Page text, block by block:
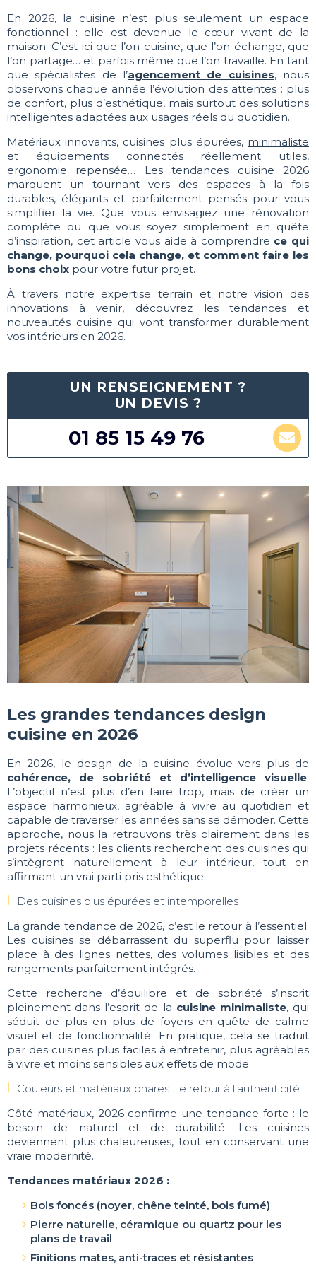
En 2026, la cuisine n’est plus seulement un espace
fonctionnel : elle est devenue le cœur vivant de la
maison. C’est ici que l’on cuisine, que l’on échange, que
l’on partage… et parfois même que l’on travaille. En tant
que spécialistes de l’agencement de cuisines, nous
observons chaque année l’évolution des attentes : plus
de confort, plus d’esthétique, mais surtout des solutions
intelligentes adaptées aux usages réels du quotidien.
Matériaux innovants, cuisines plus épurées, minimaliste
et équipements connectés réellement utiles,
ergonomie repensée… Les tendances cuisine 2026
marquent un tournant vers des espaces à la fois
durables, élégants et parfaitement pensés pour vous
simplifier la vie. Que vous envisagiez une rénovation
complète ou que vous soyez simplement en quête
d’inspiration, cet article vous aide à comprendre ce qui
change, pourquoi cela change, et comment faire les
bons choix pour votre futur projet.
À travers notre expertise terrain et notre vision des
innovations à venir, découvrez les tendances et
nouveautés cuisine qui vont transformer durablement
vos intérieurs en 2026.
UN RENSEIGNEMENT ?
UN DEVIS ?
01 85 15 49 76
Les grandes tendances design
cuisine en 2026
En 2026, le design de la cuisine évolue vers plus de
cohérence, de sobriété et d’intelligence visuelle.
L’objectif n’est plus d’en faire trop, mais de créer un
espace harmonieux, agréable à vivre au quotidien et
capable de traverser les années sans se démoder. Cette
approche, nous la retrouvons très clairement dans les
projets récents : les clients recherchent des cuisines qui
s’intègrent naturellement à leur intérieur, tout en
affirmant un vrai parti pris esthétique.
Des cuisines plus épurées et intemporelles
La grande tendance de 2026, c’est le retour à l’essentiel.
Les cuisines se débarrassent du superflu pour laisser
place à des lignes nettes, des volumes lisibles et des
rangements parfaitement intégrés.
Cette recherche d’équilibre et de sobriété s’inscrit
pleinement dans l’esprit de la cuisine minimaliste, qui
séduit de plus en plus de foyers en quête de calme
visuel et de fonctionnalité. En pratique, cela se traduit
par des cuisines plus faciles à entretenir, plus agréables
à vivre et moins sensibles aux effets de mode.
Couleurs et matériaux phares : le retour à l’authenticité
Côté matériaux, 2026 confirme une tendance forte : le
besoin de naturel et de durabilité. Les cuisines
deviennent plus chaleureuses, tout en conservant une
vraie modernité.
Tendances matériaux 2026 :
Bois foncés (noyer, chêne teinté, bois fumé)
Pierre naturelle, céramique ou quartz pour les
plans de travail
Finitions mates, anti-traces et résistantes